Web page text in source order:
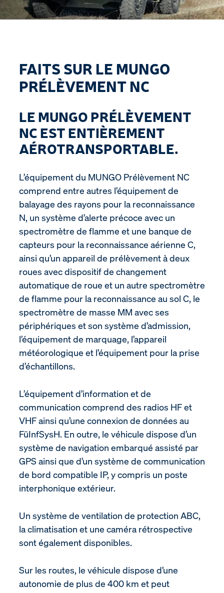
FAITS SUR LE MUNGO
PRÉLÈVEMENT NC
LE MUNGO PRÉLÈVEMENT
NC EST ENTIÈREMENT
AÉROTRANSPORTABLE.
L’équipement du MUNGO Prélèvement NC
comprend entre autres l’équipement de
balayage des rayons pour la reconnaissance
N, un système d’alerte précoce avec un
spectromètre de flamme et une banque de
capteurs pour la reconnaissance aérienne C,
ainsi qu’un appareil de prélèvement à deux
roues avec dispositif de changement
automatique de roue et un autre spectromètre
de flamme pour la reconnaissance au sol C, le
spectromètre de masse MM avec ses
périphériques et son système d’admission,
l’équipement de marquage, l’appareil
météorologique et l’équipement pour la prise
d’échantillons.
L’équipement d’information et de
communication comprend des radios HF et
VHF ainsi qu’une connexion de données au
FüInfSysH. En outre, le véhicule dispose d’un
système de navigation embarqué assisté par
GPS ainsi que d’un système de communication
de bord compatible IP, y compris un poste
interphonique extérieur.
Un système de ventilation de protection ABC,
la climatisation et une caméra rétrospective
sont également disponibles.
Sur les routes, le véhicule dispose d’une
autonomie de plus de 400 km et peut